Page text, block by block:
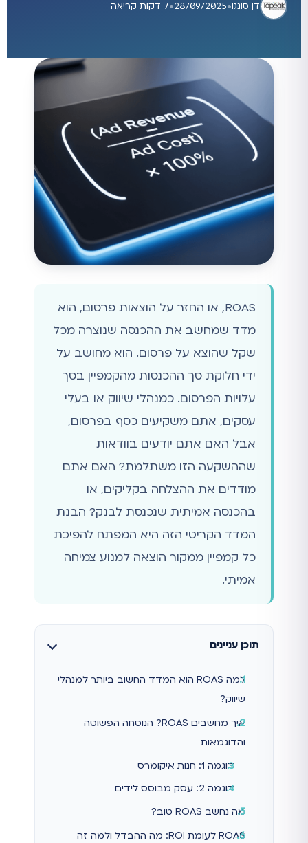
דן סונגו•
28/09/2025
•7 דקות קריאה
ROAS, או החזר על הוצאות פרסום, הוא
מדד שמחשב את ההכנסה שנוצרה מכל
שקל שהוצא על פרסום. הוא מחושב על
ידי חלוקת סך ההכנסות מהקמפיין בסך
עלויות הפרסום. כמנהלי שיווק או בעלי
עסקים, אתם משקיעים כסף בפרסום,
אבל האם אתם יודעים בוודאות
שההשקעה הזו משתלמת? האם אתם
מודדים את ההצלחה בקליקים, או
בהכנסה אמיתית שנכנסת לבנק? הבנת
המדד הקריטי הזה היא המפתח להפיכת
כל קמפיין ממקור הוצאה למנוע צמיחה
אמיתי.
תוכן עניינים
למה ROAS הוא המדד החשוב ביותר למנהלי
שיווק?
איך מחשבים ROAS? הנוסחה הפשוטה
והדוגמאות
דוגמה 1: חנות איקומרס
דוגמה 2: עסק מבוסס לידים
מה נחשב ROAS טוב?
ROAS לעומת ROI: מה ההבדל ולמה זה